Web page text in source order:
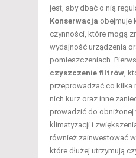
jest, aby dbać o nią
Konserwacja obejmuje
czynności, które mogą
wydajność urządzenia
pomieszczeniach.
czyszczenie filtrów ,
przeprowadzać co kilka
nich kurz oraz inne
prowadzić do obniżonej
klimatyzacji i
również zainwestować
które dłużej utrzymują